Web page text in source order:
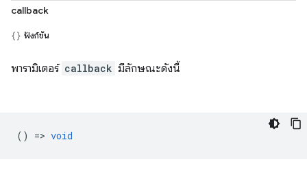
callback
ฟังก์ชัน
พารามิเตอร์ callback มีลักษณะดังนี้
() => void